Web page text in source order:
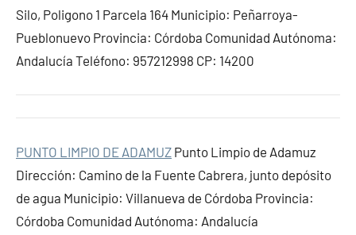
Silo, Poligono 1 Parcela 164 Municipio: Peñarroya-
Pueblonuevo Provincia: Córdoba Comunidad Autónoma:
Andalucía Teléfono: 957212998 CP: 14200
PUNTO LIMPIO DE ADAMUZ Punto Limpio de Adamuz
Dirección: Camino de la Fuente Cabrera, junto depósito
de agua Municipio: Villanueva de Córdoba Provincia:
Córdoba Comunidad Autónoma: Andalucía